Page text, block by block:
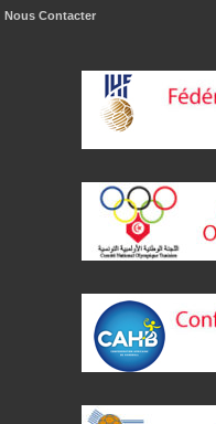
Nous Contacter